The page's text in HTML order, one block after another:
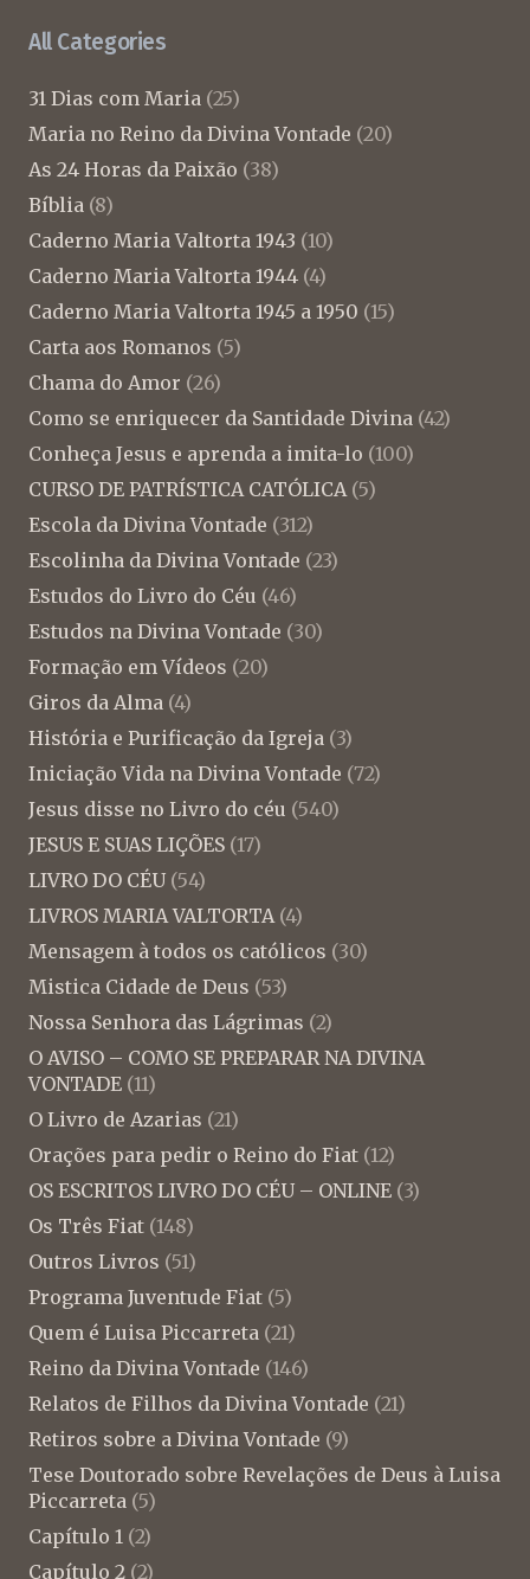
All Categories
31 Dias com Maria (25)
Maria no Reino da Divina Vontade (20)
As 24 Horas da Paixão (38)
Bíblia (8)
Caderno Maria Valtorta 1943 (10)
Caderno Maria Valtorta 1944 (4)
Caderno Maria Valtorta 1945 a 1950 (15)
Carta aos Romanos (5)
Chama do Amor (26)
Como se enriquecer da Santidade Divina (42)
Conheça Jesus e aprenda a imita-lo (100)
CURSO DE PATRÍSTICA CATÓLICA(5)
Escola da Divina Vontade (312)
Escolinha da Divina Vontade (23)
Estudos do Livro do Céu (46)
Estudos na Divina Vontade (30)
Formação em Vídeos (20)
Giros da Alma (4)
História e Purificação da Igreja (3)
Iniciação Vida na Divina Vontade (72)
Jesus disse no Livro do céu (540)
JESUS E SUAS LIÇÕES (17)
LIVRO DO CÉU (54)
LIVROS MARIA VALTORTA(4)
Mensagem à todos os católicos (30)
Mistica Cidade de Deus (53)
Nossa Senhora das Lágrimas (2)
O AVISO – COMO SE PREPARAR NA DIVINA
VONTADE (11)
O Livro de Azarias (21)
Orações para pedir o Reino do Fiat (12)
OS ESCRITOS LIVRO DO CÉU – ONLINE (3)
Os Três Fiat (148)
Outros Livros (51)
Programa Juventude Fiat (5)
Quem é Luisa Piccarreta (21)
Reino da Divina Vontade (146)
Relatos de Filhos da Divina Vontade (21)
Retiros sobre a Divina Vontade (9)
Tese Doutorado sobre Revelações de Deus à Luisa
Piccarreta (5)
Capítulo 1 (2)
Capítulo 2 (2)